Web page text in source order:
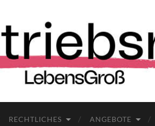
RECHTLICHES ANGEBOTE